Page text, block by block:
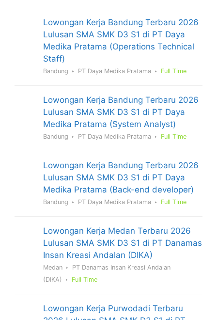
Lowongan Kerja Bandung Terbaru 2026
Lulusan SMA SMK D3 S1 di PT Daya
Medika Pratama (Operations Technical
Staff)
Bandung PT Daya Medika Pratama Full Time
Lowongan Kerja Bandung Terbaru 2026
Lulusan SMA SMK D3 S1 di PT Daya
Medika Pratama (System Analyst)
Bandung PT Daya Medika Pratama Full Time
Lowongan Kerja Bandung Terbaru 2026
Lulusan SMA SMK D3 S1 di PT Daya
Medika Pratama (Back-end developer)
Bandung PT Daya Medika Pratama Full Time
Lowongan Kerja Medan Terbaru 2026
Lulusan SMA SMK D3 S1 di PT Danamas
Insan Kreasi Andalan (DIKA)
Medan
PT Danamas Insan Kreasi Andalan
(DIKA)
Full Time
Lowongan Kerja Purwodadi Terbaru